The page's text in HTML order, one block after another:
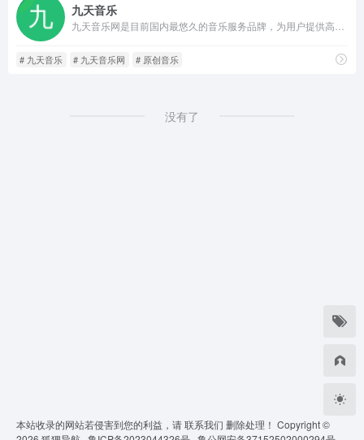
九天音乐
# 九天音乐 # 九天音乐网 # 原创音乐
没有了
本站收录的网站若侵害到您的利益，请联系我们 删除处理！ Copyright ©